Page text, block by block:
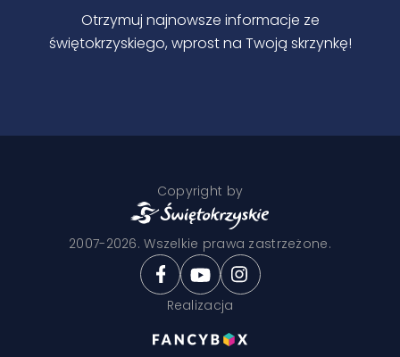
Otrzymuj najnowsze informacje ze
świętokrzyskiego, wprost na Twoją skrzynkę!
Copyright by
2007-2026. Wszelkie prawa zastrzeżone.
Realizacja